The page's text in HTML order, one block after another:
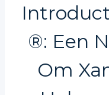
®: Een
Om